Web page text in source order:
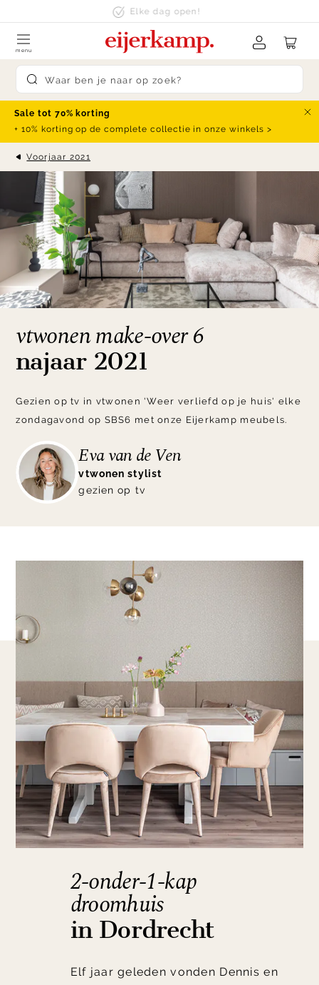
klanten beoordelen ons met een
Submit search
menu
Sale tot 70% korting
+ 10% korting op de complete collectie in onze winkels >
Voorjaar 2021
vtwonen make-over 6
najaar 2021
Gezien op tv in vtwonen 'Weer verliefd op je huis' elke
zondagavond op SBS6 met onze Eijerkamp meubels.
Eva van de Ven
vtwonen stylist
gezien op tv
2-onder-1-kap
droomhuis
in Dordrecht
Elf jaar geleden vonden Dennis en